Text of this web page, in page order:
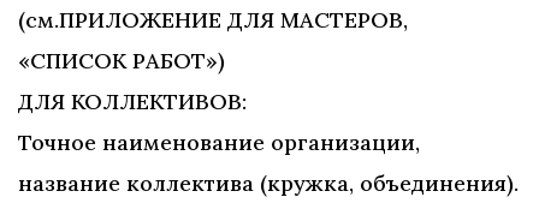
(см.ПРИЛОЖЕНИЕ ДЛЯ МАСТЕРОВ,
«СПИСОК РАБОТ»)
ДЛЯ КОЛЛЕКТИВОВ:
Точное наименование организации,
название коллектива (кружка, объединения).